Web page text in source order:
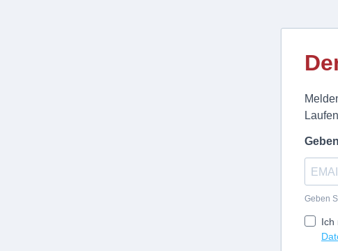
Geben
Ich